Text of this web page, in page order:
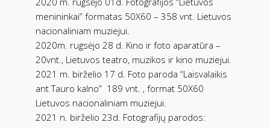
menininkai” formatas 50X60 – 358 vnt. Lietuvos
nacionaliniam muziejui.
2020m. rugsėjo 28 d. Kino ir foto aparatūra –
20vnt., Lietuvos teatro, muzikos ir kino muziejui.
2021 m. birželio 17 d. Foto paroda “Laisvalaikis
ant Tauro kalno” 189 vnt. , format 50X60
Lietuvos nacionaliniam muziejui.
2021 n. birželio 23d. Fotografijų parodos: